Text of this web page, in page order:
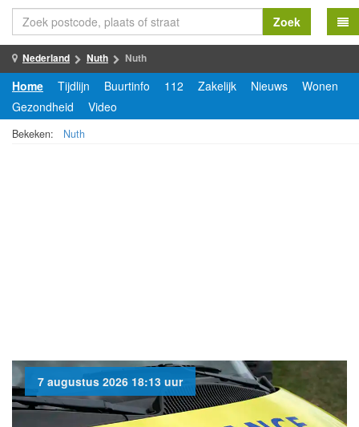
Zoek
Nederland Nuth Nuth
Home Tijdlijn Buurtinfo 112 Zakelijk Nieuws
Wonen
Gezondheid
Video
Bekeken: Nuth
7 augustus 2026 18:13 uur